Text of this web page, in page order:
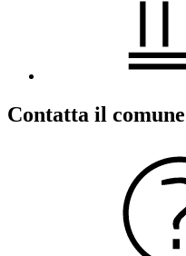
Contatta il comune